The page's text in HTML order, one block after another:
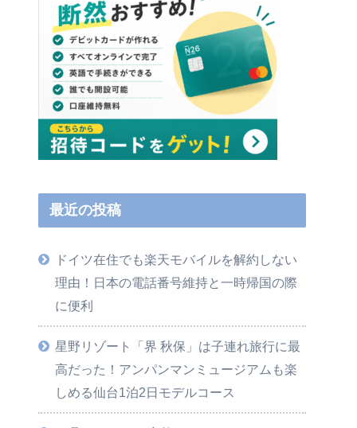
最近の投稿
ドイツ在住でも楽天モバイルを解約しない
理由！日本の電話番号維持と一時帰国の際
に便利
星野リゾート「界 秋保」は子連れ旅行に最
高だった！アンパンマンミュージアムも楽
しめる仙台1泊2日モデルコース